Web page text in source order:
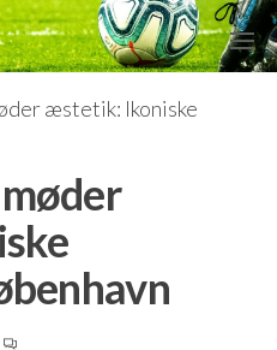
æstetik: Ikoniske